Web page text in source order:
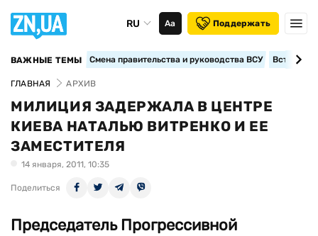
RU Аа Поддержать
ВАЖНЫЕ ТЕМЫ Смена правительства и руководства ВСУ
ГЛАВНАЯ АРХИВ
МИЛИЦИЯ ЗАДЕРЖАЛА В ЦЕНТРЕ
КИЕВА НАТАЛЬЮ ВИТРЕНКО И ЕЕ
ЗАМЕСТИТЕЛЯ
14 января, 2011, 10:35
Поделиться
Председатель Прогрессивной